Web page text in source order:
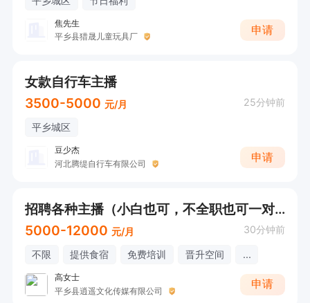
焦先生
平乡县猎晟儿童玩具厂
申请
女款自行车主播
3500-5000 元/月 25分钟前
平乡城区
豆少杰
河北腾缇自行车有限公司
申请
招聘各种主播（小白也可，不全职也可一对一带）
5000-12000 元/月 30分钟前
不限 提供食宿 免费培训 晋升空间 ...
高女士
平乡县逍遥文化传媒有限公司
申请